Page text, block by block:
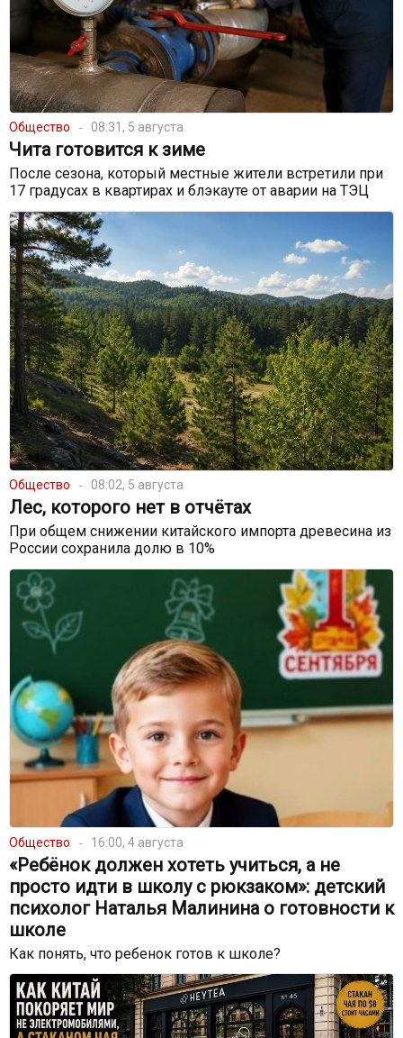
Общество 08:31, 5 августа
Чита готовится к зиме
После сезона, который местные жители встретили при
17 градусах в квартирах и блэкауте от аварии на ТЭЦ
Общество 08:02, 5 августа
Лес, которого нет в отчётах
При общем снижении китайского импорта древесина из
России сохранила долю в 10%
Общество 16:00, 4 августа
«Ребёнок должен хотеть учиться, а не
просто идти в школу с рюкзаком»: детский
психолог Наталья Малинина о готовности к
школе
Как понять, что ребенок готов к школе?